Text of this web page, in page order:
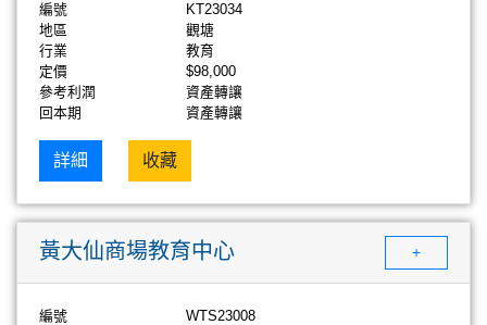
編號
KT23034
地區
觀塘
行業
教育
定價
$98,000
參考利潤
資產轉讓
回本期
資產轉讓
詳細 收藏
黃大仙商場教育中心 +
編號
WTS23008